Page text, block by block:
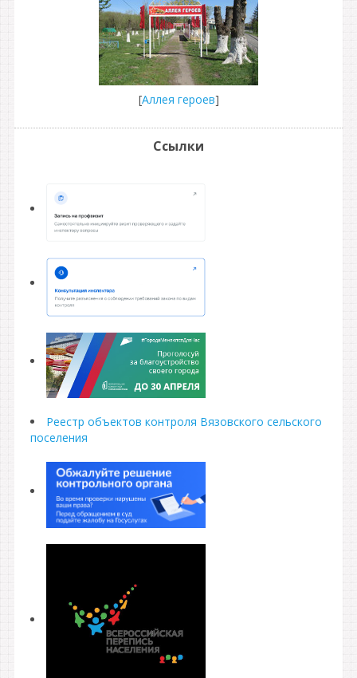
[Аллея героев]
Ссылки
Реестр объектов контроля Вязовского сельского
поселения